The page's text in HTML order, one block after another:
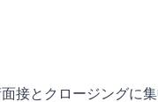
接とクロージングに